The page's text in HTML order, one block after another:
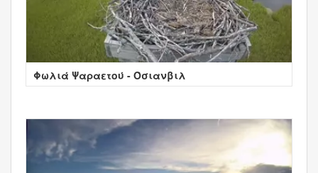
Φωλιά Ψαραετού - Όσιανβιλ